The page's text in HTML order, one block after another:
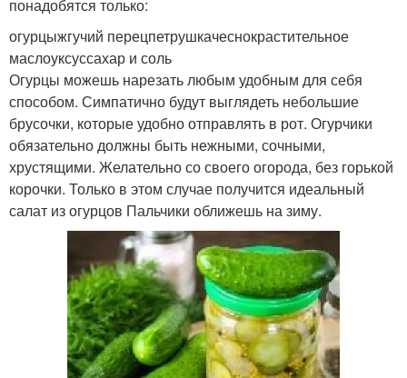
понадобятся только:
огурцыжгучий перецпетрушкачеснокрастительное
маслоуксуссахар и соль
Огурцы можешь нарезать любым удобным для себя
способом. Симпатично будут выглядеть небольшие
брусочки, которые удобно отправлять в рот. Огурчики
обязательно должны быть нежными, сочными,
хрустящими. Желательно со своего огорода, без горькой
корочки. Только в этом случае получится идеальный
салат из огурцов Пальчики оближешь на зиму.